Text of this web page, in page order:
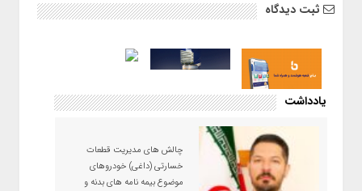
ثبت دیدگاه
یادداشت
چالش های مدیریت قطعات
خسارتی (داغی) خودروهای
موضوع بیمه نامه های بدنه و